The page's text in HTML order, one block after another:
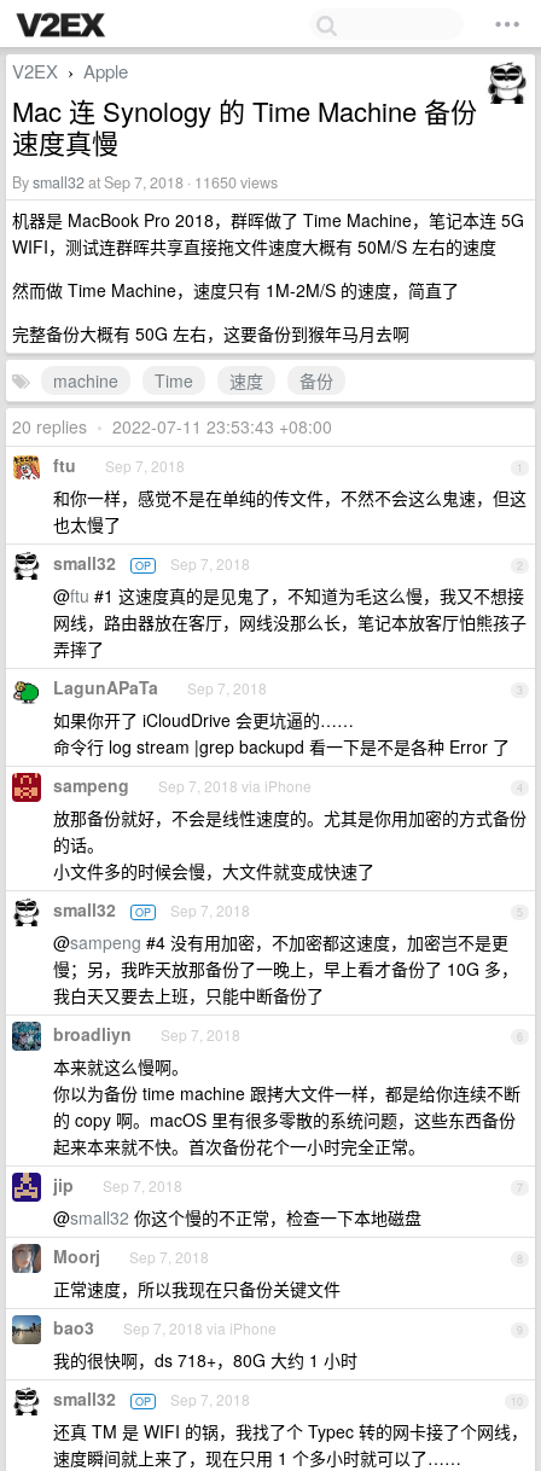
V2EX › Apple
Mac 连 Synology 的 Time Machine 备份
速度真慢
Bysmall32at Sep 7, 2018 · 11650 views
机器是 MacBook Pro 2018，群晖做了 Time Machine，笔记本连 5G
WIFI，测试连群晖共享直接拖文件速度大概有 50M/S 左右的速度
然而做 Time Machine，速度只有 1M-2M/S 的速度，简直了
完整备份大概有 50G 左右，这要备份到猴年马月去啊
machine
Time 速度
备份
20 replies • 2022-07-11 23:53:43 +08:00
1
ftu Sep 7, 2018
和你一样，感觉不是在单纯的传文件，不然不会这么鬼速，但这
也太慢了
2
small32 OP Sep 7, 2018
@ftu #1 这速度真的是见鬼了，不知道为毛这么慢，我又不想接
网线，路由器放在客厅，网线没那么长，笔记本放客厅怕熊孩子
弄摔了
3
LagunAPaTa Sep 7, 2018
如果你开了 iCloudDrive 会更坑逼的……
命令行 log stream |grep backupd 看一下是不是各种 Error 了
4
sampeng Sep 7, 2018 via iPhone
放那备份就好，不会是线性速度的。尤其是你用加密的方式备份
的话。
小文件多的时候会慢，大文件就变成快速了
5
small32 OP Sep 7, 2018
@sampeng #4 没有用加密，不加密都这速度，加密岂不是更
慢；另，我昨天放那备份了一晚上，早上看才备份了 10G 多，
我白天又要去上班，只能中断备份了
6
broadliyn Sep 7, 2018
本来就这么慢啊。
你以为备份 time machine 跟拷大文件一样，都是给你连续不断
的 copy 啊。macOS 里有很多零散的系统问题，这些东西备份
起来本来就不快。首次备份花个一小时完全正常。
7
jip Sep 7, 2018
@small32 你这个慢的不正常，检查一下本地磁盘
8
Moorj Sep 7, 2018
正常速度，所以我现在只备份关键文件
9
bao3 Sep 7, 2018 via iPhone
我的很快啊，ds 718+，80G 大约 1 小时
10
small32 OP Sep 7, 2018
还真 TM 是 WIFI 的锅，我找了个 Typec 转的网卡接了个网线，
速度瞬间就上来了，现在只用 1 个多小时就可以了……